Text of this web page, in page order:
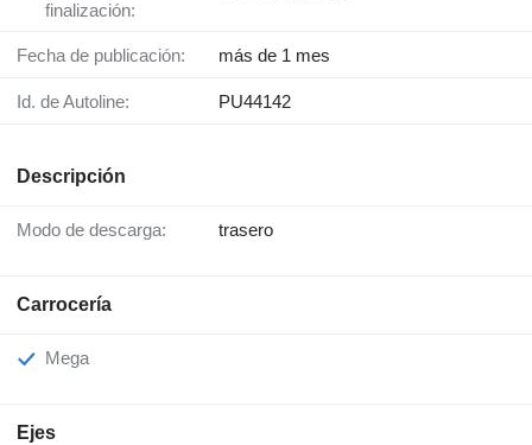
finalización:
Fecha de publicación: más de 1 mes
Id. de Autoline: PU44142
Descripción
Modo de descarga: trasero
Carrocería
Mega
Ejes